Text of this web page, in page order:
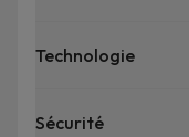
Technologie
Sécurité